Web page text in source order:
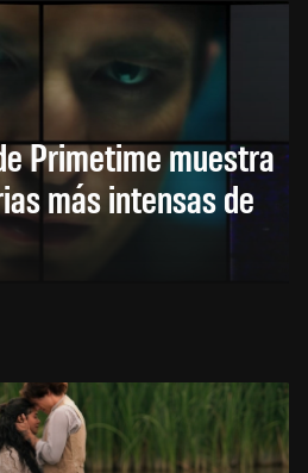
Primetime muestra
más intensas de